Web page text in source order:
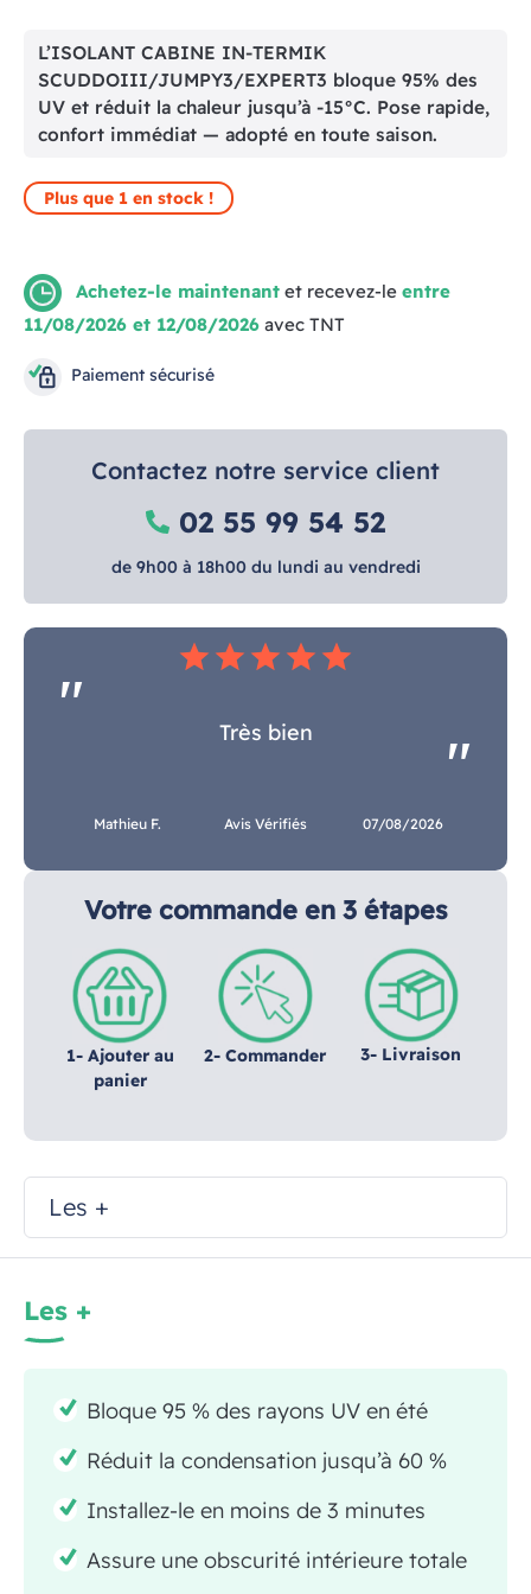
L’ISOLANT CABINE IN-TERMIK
SCUDDOIII/JUMPY3/EXPERT3 bloque 95% des
UV et réduit la chaleur jusqu’à -15°C. Pose rapide,
confort immédiat — adopté en toute saison.
Plus que 1 en stock !
Achetez-le maintenant et recevez-le entre
11/08/2026 et 12/08/2026 avec TNT
Paiement sécurisé
Contactez notre service client
02 55 99 54 52
de 9h00 à 18h00 du lundi au vendredi
Votre commande en 3 étapes
1- Ajouter au
panier
2- Commander 3- Livraison
star star star star star
Très bien
Mathieu F. Avis Vérifiés 07/08/2026
Les +
Les +
Bloque 95 % des rayons UV en été
Réduit la condensation jusqu’à 60 %
Installez-le en moins de 3 minutes
Assure une obscurité intérieure totale